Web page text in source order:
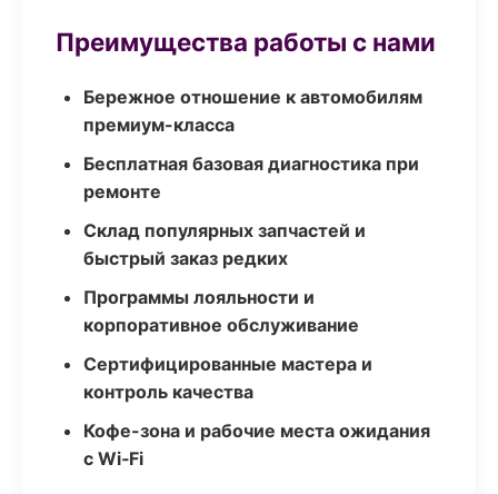
Преимущества работы с нами
Бережное отношение к автомобилям
премиум-класса
Бесплатная базовая диагностика при
ремонте
Склад популярных запчастей и
быстрый заказ редких
Программы лояльности и
корпоративное обслуживание
Сертифицированные мастера и
контроль качества
Кофе-зона и рабочие места ожидания
с Wi‑Fi